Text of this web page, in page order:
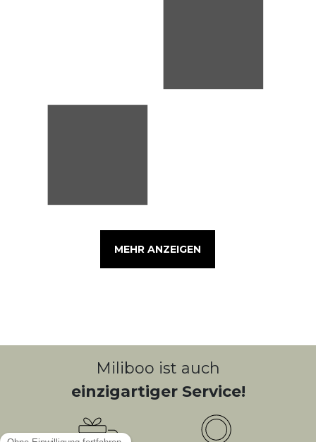
MEHR ANZEIGEN
Miliboo ist auch
einzigartiger Service!